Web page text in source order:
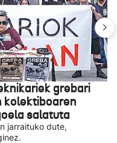
grebari
kolektiboaren
salatuta
jarraituko dute,